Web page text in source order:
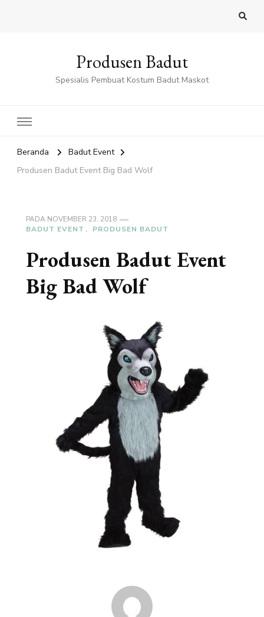
Produsen Badut
Spesialis Pembuat Kostum Badut Maskot
Beranda
Badut Event
Produsen Badut Event Big Bad Wolf
PADA NOVEMBER 23, 2018
BADUT EVENT
PRODUSEN BADUT
Produsen Badut Event
Big Bad Wolf